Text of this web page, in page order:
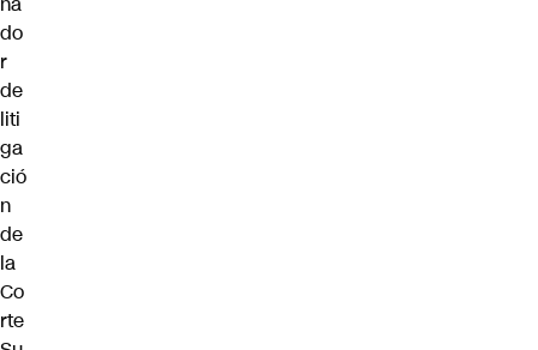
do
r
de
liti
ga
ció
n
de
la
Co
rte